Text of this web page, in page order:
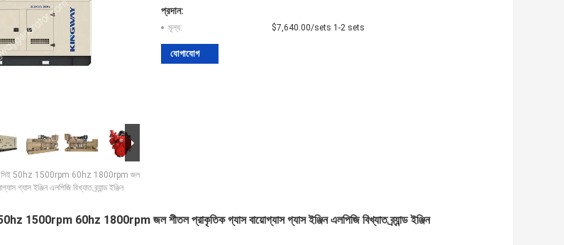
50hz 1500rpm 60hz 1800rpm জল
গ্যাস ইঞ্জিন এলপিজি বিখ্যাত ব্র্যান্ড ইঞ্জিন
প্রদান:
মূল্য: $7,640.00/sets 1-2 sets
যোগাযোগ
1500rpm 60hz 1800rpm জল শীতল প্রাকৃতিক গ্যাস বায়োগ্যাস গ্যাস ইঞ্জিন এলপিজি বিখ্যাত ব্র্যান্ড ইঞ্জিন